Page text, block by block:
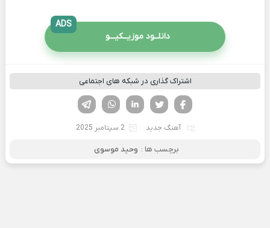
دانلــود موزیــکیـــو
ADS
اشتراک گذاری در شبکه های اجتماعی
لینکدین تویتر
فیسوک
آهنگ جدید 2 سپتامبر 2025
برچسب ها : وحید موسوی